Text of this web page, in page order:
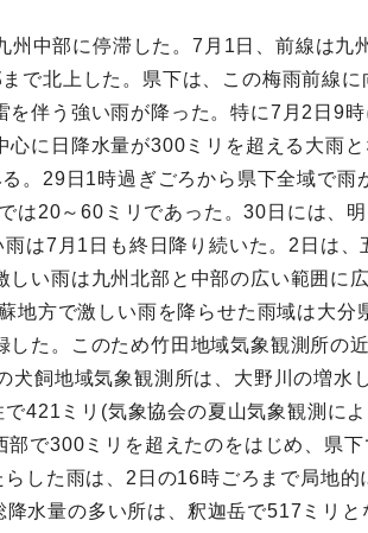
中部に停滞した。7月1日、前線は九
で北上した。県下は、この梅雨前線に
伴う強い雨が降った。特に7月2日9時
に日降水量が300ミリを超える大雨と
。29日1時過ぎごろから県下全域で雨
は20～60ミリであった。30日には、
は7月1日も終日降り続いた。2日は、
い雨は九州北部と中部の広い範囲に広
地方で激しい雨を降らせた雨域は大分
た。このため竹田地域気象観測所の
犬飼地域気象観測所は、大野川の増水
421ミリ(気象協会の夏山気象観測に
で300ミリを超えたのをはじめ、県下
した雨は、2日の16時ごろまで局地的
水量の多い所は、釈迦岳で517ミリと